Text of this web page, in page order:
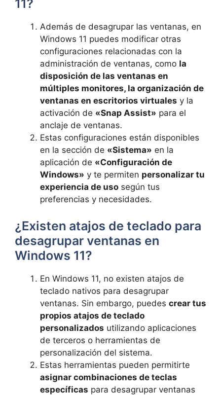
11?
Además de desagrupar las ventanas, en
Windows 11 puedes modificar otras
configuraciones relacionadas con la
administración de ventanas, como la
disposición de las ventanas en
múltiples monitores, la organización de
ventanas en escritorios virtuales y la
activación de «Snap Assist» para el
anclaje de ventanas.
Estas configuraciones están disponibles
en la sección de «Sistema» en la
aplicación de «Configuración de
Windows» y te permiten personalizar tu
experiencia de uso según tus
preferencias y necesidades.
¿Existen atajos de teclado para
desagrupar ventanas en
Windows 11?
En Windows 11, no existen atajos de
teclado nativos para desagrupar
ventanas. Sin embargo, puedes crear tus
propios atajos de teclado
personalizados utilizando aplicaciones
de terceros o herramientas de
personalización del sistema.
Estas herramientas pueden permitirte
asignar combinaciones de teclas
específicas para desagrupar ventanas